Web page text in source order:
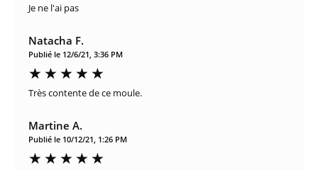
Je ne l'ai pas
Natacha F.
Publié le 12/6/21, 3:36 PM
Très contente de ce moule.
Martine A.
Publié le 10/12/21, 1:26 PM